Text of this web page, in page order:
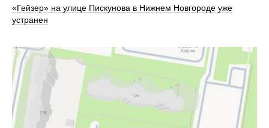
«Гейзер» на улице Пискунова в Нижнем Новгороде уже
устранен